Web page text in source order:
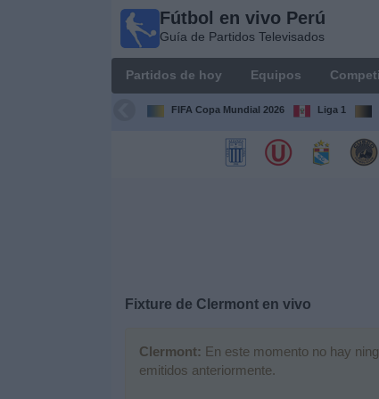
Fútbol en vivo Perú
Guía de Partidos Televisados
Partidos de hoy Equipos
FIFA Copa Mundial 2026 Liga 1
Fixture de Clermonten vivo
Clermont: En este momento no hay
emitidos anteriormente.